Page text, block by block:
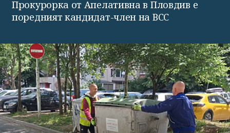
Прокурорка от Апелативна в Пловдив е
поредният кандидат-член на ВСС